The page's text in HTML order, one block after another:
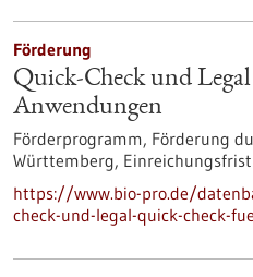
Förderung
Quick-Check und
Anwendungen
Förderprogramm, Förderung
Württemberg,
https://www.bio-pro.de/
check-und-legal-quick-check-